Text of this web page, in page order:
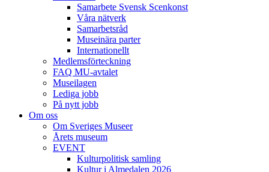
Samarbete Svensk Scenkonst
Våra nätverk
Samarbetsråd
Museinära parter
Internationellt
Medlemsförteckning
FAQ MU-avtalet
Museilagen
Lediga jobb
På nytt jobb
Om oss
Om Sveriges Museer
Årets museum
EVENT
Kulturpolitisk samling
Kultur i Almedalen 2026